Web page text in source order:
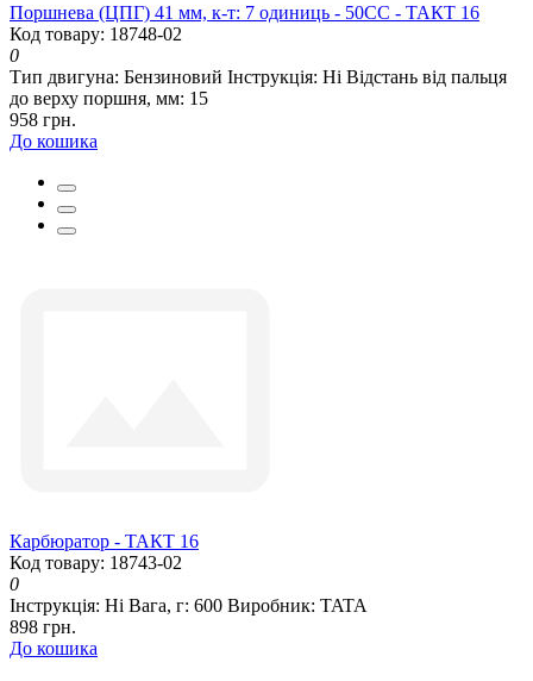
Поршнева (ЦПГ) 41 мм, к-т: 7 одиниць - 50СС - ТАКТ 16
Код товару: 18748-02
0
Тип двигуна: Бензиновий Інструкція: Ні Відстань від пальця
до верху поршня, мм: 15
958 грн.
До кошика
Карбюратор - ТАКТ 16
Код товару: 18743-02
0
Інструкція: Ні Вага, г: 600 Виробник: TATA
898 грн.
До кошика